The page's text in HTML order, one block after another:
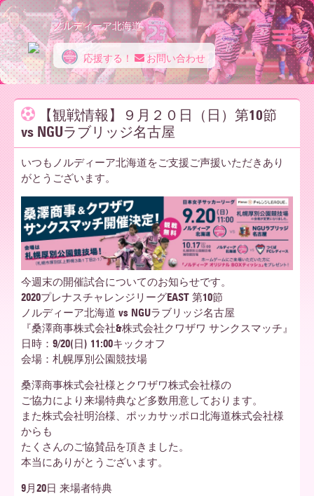
ノ
ル
デ
ィ
ー
ア
北
海
ノルディーア北海道
応援する！ お問い合わせ
【観戦情報】９月２０日（日）第10節
vs NGUラブリッジ名古屋
いつもノルディーア北海道をご支援ご声援いただきあり
がとうございます。
今週末の開催試合についてのお知らせです。
2020プレナスチャレンジリーグEAST 第10節
ノルディーア北海道 vs NGUラブリッジ名古屋
『桑澤商事株式会社&株式会社クワザワ サンクスマッチ』
日時：9/20(日) 11:00キックオフ
会場：札幌厚別公園競技場
桑澤商事株式会社様とクワザワ株式会社様の
ご協力により来場特典など多数用意しております。
また株式会社明治様、ポッカサッポロ北海道株式会社様
からも
たくさんのご協賛品を頂きました。
本当にありがとうございます。
9月20日 来場者特典